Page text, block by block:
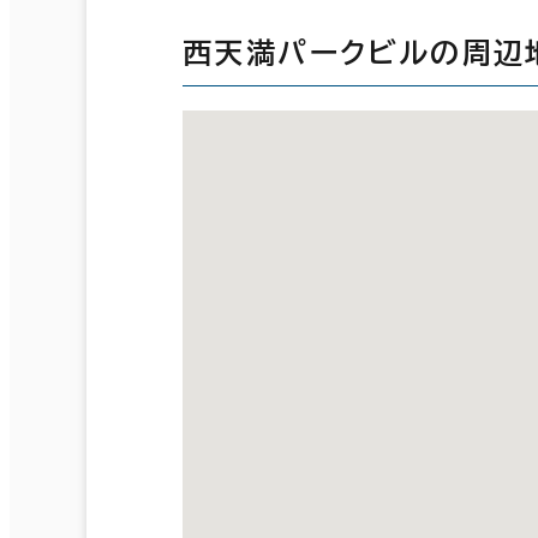
西天満パークビルの周辺